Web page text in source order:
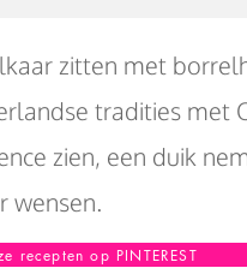
zitten met
tradities met
zien, een duik
wensen.
recepten op PINTEREST